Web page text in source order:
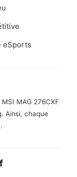
eSports
MSI MAG 276CXF
Ainsi, chaque